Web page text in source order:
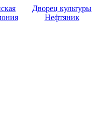
Дворец культуры
Нефтяник